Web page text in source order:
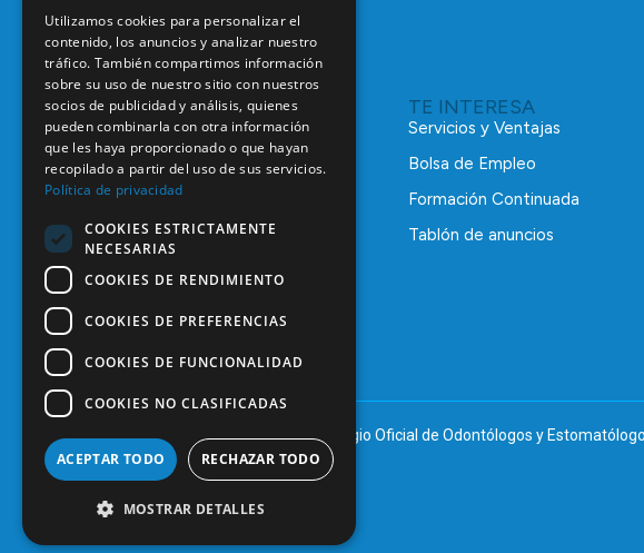
C/ Mauricio Legendre, 38
28046 Madrid
91 561 29 05
informacion@coem.org.es
TE INTERESA
Servicios y Ventajas
Bolsa de Empleo
Formación Continuada
Tablón de anuncios
© 2025 – COEM – Colegio Oficial de Odontólogos y
Utilizamos cookies para personalizar el
contenido, los anuncios y analizar nuestro
tráfico. También compartimos información
sobre su uso de nuestro sitio con nuestros
socios de publicidad y análisis, quienes
pueden combinarla con otra información
que les haya proporcionado o que hayan
recopilado a partir del uso de sus servicios.
Política de privacidad
COOKIES ESTRICTAMENTE
NECESARIAS
COOKIES DE RENDIMIENTO
COOKIES DE PREFERENCIAS
COOKIES DE FUNCIONALIDAD
COOKIES NO CLASIFICADAS
ACEPTAR TODO RECHAZAR TODO
MOSTRAR DETALLES